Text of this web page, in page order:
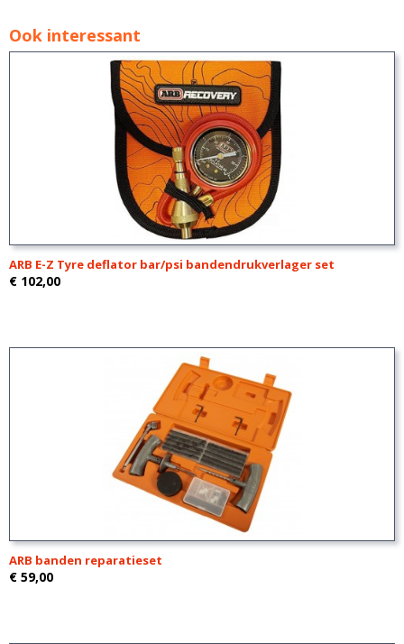
Ook interessant
ARB E-Z Tyre deflator bar/psi bandendrukverlager set
€ 102,00
ARB banden reparatieset
€ 59,00